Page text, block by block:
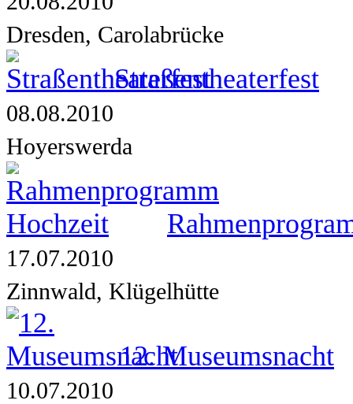
Dresden, Carolabrücke
Straßentheaterfest
08.08.2010
Hoyerswerda
17.07.2010
Zinnwald, Klügelhütte
12. Museumsnacht
10.07.2010